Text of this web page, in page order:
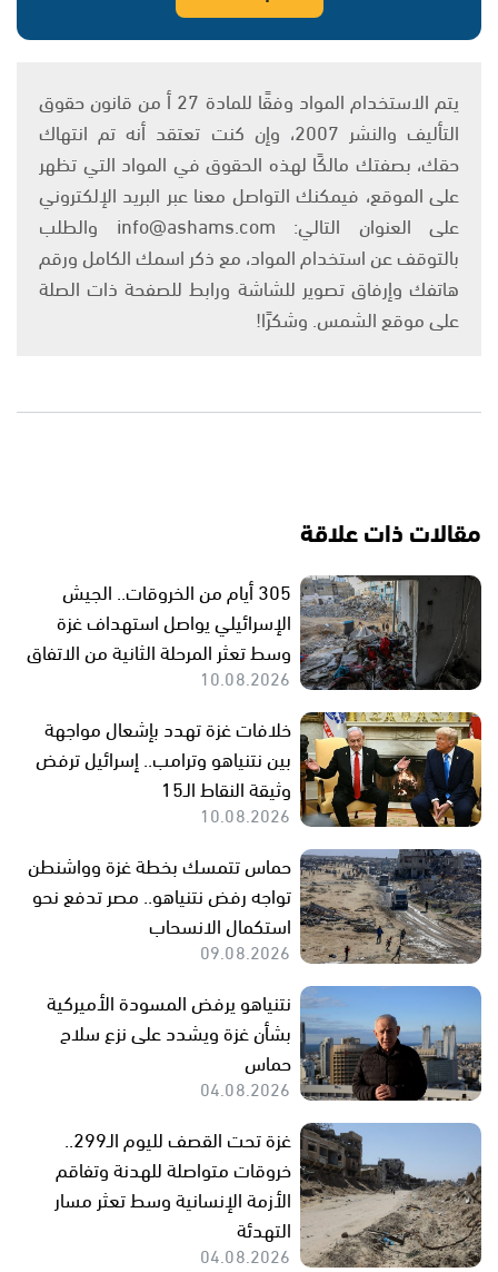
يتم الاستخدام المواد وفقًا للمادة 27 أ من قانون حقوق
التأليف والنشر 2007، وإن كنت تعتقد أنه تم انتهاك
حقك، بصفتك مالكًا لهذه الحقوق في المواد التي تظهر
على الموقع، فيمكنك التواصل معنا عبر البريد الإلكتروني
على العنوان التالي: info@ashams.com والطلب
بالتوقف عن استخدام المواد، مع ذكر اسمك الكامل ورقم
هاتفك وإرفاق تصوير للشاشة ورابط للصفحة ذات الصلة
على موقع الشمس. وشكرًا!
مقالات ذات علاقة
305 أيام من الخروقات.. الجيش
الإسرائيلي يواصل استهداف غزة
وسط تعثر المرحلة الثانية من الاتفاق
10.08.2026
خلافات غزة تهدد بإشعال مواجهة
بين نتنياهو وترامب.. إسرائيل ترفض
وثيقة النقاط الـ15
10.08.2026
حماس تتمسك بخطة غزة وواشنطن
تواجه رفض نتنياهو.. مصر تدفع نحو
استكمال الانسحاب
09.08.2026
نتنياهو يرفض المسودة الأميركية
بشأن غزة ويشدد على نزع سلاح
حماس
04.08.2026
غزة تحت القصف لليوم الـ299..
خروقات متواصلة للهدنة وتفاقم
الأزمة الإنسانية وسط تعثر مسار
التهدئة
04.08.2026